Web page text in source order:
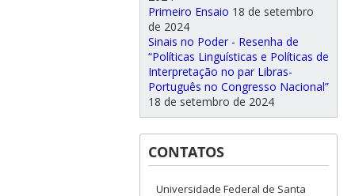
Primeiro Ensaio 18 de setembro
de 2024
Sinais no Poder - Resenha de
“Políticas Linguísticas e Políticas de
Interpretação no par Libras-
Português no Congresso Nacional”
18 de setembro de 2024
CONTATOS
Universidade Federal de Santa